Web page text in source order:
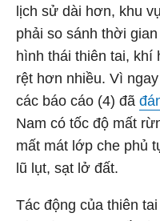
lịch sử dài hơn, khu
phải so sánh thời
hình thái thiên tai, khí
rệt hơn nhiều. Vì
các báo cáo (4) đã
Nam có tốc độ mất
mất mát lớp che phủ
lũ lụt, sạt lở đất.
Tác động của thiên